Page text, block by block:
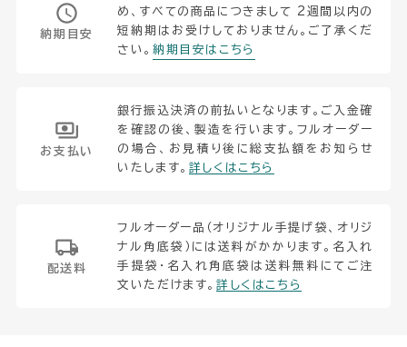
納期目安
め、すべての商品につきまして 2週間以内の
短納期はお受けしておりません。ご了承くだ
さい。納期目安はこちら
お支払い
銀行振込決済の前払いとなります。ご入金確
を確認の後、製造を行います。フルオーダー
の場合、お見積り後に総支払額をお知らせ
いたします。 詳しくはこちら
配送料
フルオーダー品（オリジナル手提げ袋、オリジ
ナル角底袋）には送料がかかります。名入れ
手提袋・名入れ角底袋は送料無料にてご注
文いただけます。詳しくはこちら